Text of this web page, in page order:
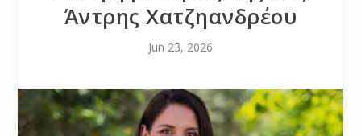
Άντρης Χατζηανδρέου
Jun 23, 2026